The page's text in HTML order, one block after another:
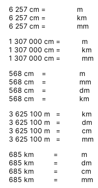
6 257 cm = m
6 257 cm = km
6 257 cm = mm
1 307 000 cm = m
1 307 000 cm = km
1 307 000 cm = mm
568 cm = m
568 cm = mm
568 cm = dm
568 cm = km
3 625 100 m = km
3 625 100 m = dm
3 625 100 m = cm
3 625 100 m = mm
685 km = m
685 km = dm
685 km = cm
685 km = mm